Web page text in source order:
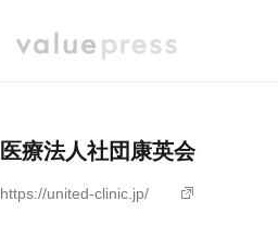
医療法人社団康英会
https://united-clinic.jp/